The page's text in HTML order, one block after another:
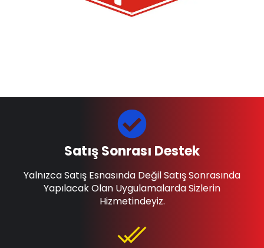
Satış Sonrası Destek
Yalnızca Satış Esnasında Değil Satış Sonrasında
Yapılacak Olan Uygulamalarda Sizlerin
Hizmetindeyiz.